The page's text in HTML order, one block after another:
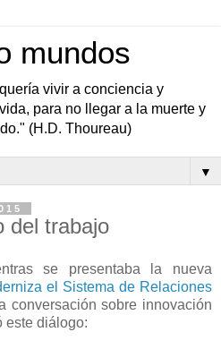
mundos
vivir a conciencia y
para no llegar a la muerte y
(H.D. Thoureau)
▼
del trabajo
se presentaba la nueva
el Sistema de Relaciones
conversación sobre innovación
este diálogo: